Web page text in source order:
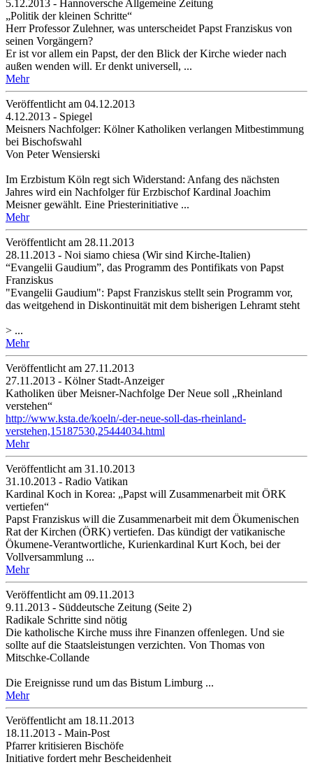
5.12.2013 - Hannoversche Allgemeine Zeitung
„Politik der kleinen Schritte“
Herr Professor Zulehner, was unterscheidet Papst Franziskus von
seinen Vorgängern?
Er ist vor allem ein Papst, der den Blick der Kirche wieder nach
außen wenden will. Er denkt universell, ...
Mehr
Veröffentlicht am 04­.12.2013
4.12.2013 - Spiegel
Meisners Nachfolger: Kölner Katholiken verlangen Mitbestimmung
bei Bischofswahl
Von Peter Wensierski
Im Erzbistum Köln regt sich Widerstand: Anfang des nächsten
Jahres wird ein Nachfolger für Erzbischof Kardinal Joachim
Meisner gewählt. Eine Priesterinitiative ...
Mehr
Veröffentlicht am 28­.11.2013
28.11.2013 - Noi siamo chiesa (Wir sind Kirche-Italien)
“Evangelii Gaudium”, das Programm des Pontifikats von Papst
Franziskus
"Evangelii Gaudium": Papst Franziskus stellt sein Programm vor,
das weitgehend in Diskontinuität mit dem bisherigen Lehramt steht
> ...
Mehr
Veröffentlicht am 27­.11.2013
27.11.2013 - Kölner Stadt-Anzeiger
Katholiken über Meisner-Nachfolge Der Neue soll „Rheinland
verstehen“
http://www.ksta.de/koeln/-der-neue-soll-das-rheinland-
verstehen,15187530,25444034.html
Mehr
Veröffentlicht am 31­.10.2013
31.10.2013 - Radio Vatikan
Kardinal Koch in Korea: „Papst will Zusammenarbeit mit ÖRK
vertiefen“
Papst Franziskus will die Zusammenarbeit mit dem Ökumenischen
Rat der Kirchen (ÖRK) vertiefen. Das kündigt der vatikanische
Ökumene-Verantwortliche, Kurienkardinal Kurt Koch, bei der
Vollversammlung ...
Mehr
Veröffentlicht am 09­.11.2013
9.11.2013 - Süddeutsche Zeitung (Seite 2)
Radikale Schritte sind nötig
Die katholische Kirche muss ihre Finanzen offenlegen. Und sie
sollte auf die Staatsleistungen verzichten. Von Thomas von
Mitschke-Collande
Die Ereignisse rund um das Bistum Limburg ...
Mehr
Veröffentlicht am 18­.11.2013
18.11.2013 - Main-Post
Pfarrer kritisieren Bischöfe
Initiative fordert mehr Bescheidenheit